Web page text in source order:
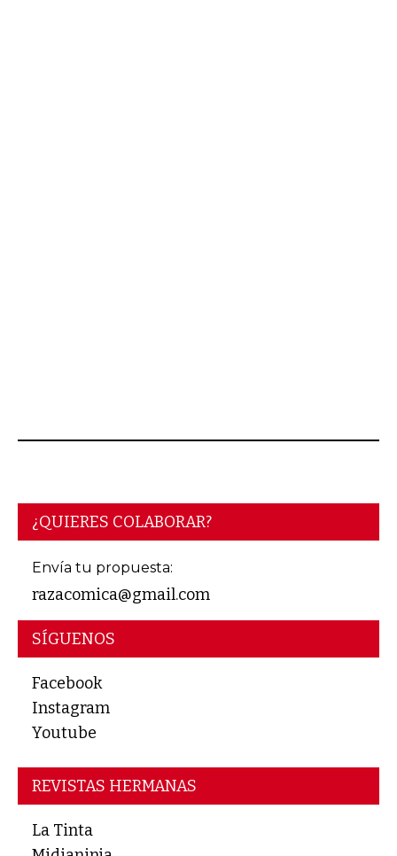
¿QUIERES COLABORAR?
Envía tu propuesta:
razacomica@gmail.com
SÍGUENOS
Facebook
Instagram
Youtube
REVISTAS HERMANAS
La Tinta